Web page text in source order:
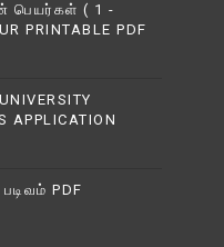
பெயர்கள் ( 1 -
PRINTABLE PDF
APPLICATION
PDF